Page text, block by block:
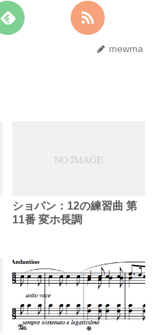
mewma
ショパン：12の練習曲 第
11番 変ホ長調